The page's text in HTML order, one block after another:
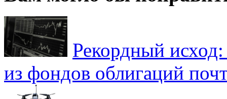
Рекордный
из фондов облигаций